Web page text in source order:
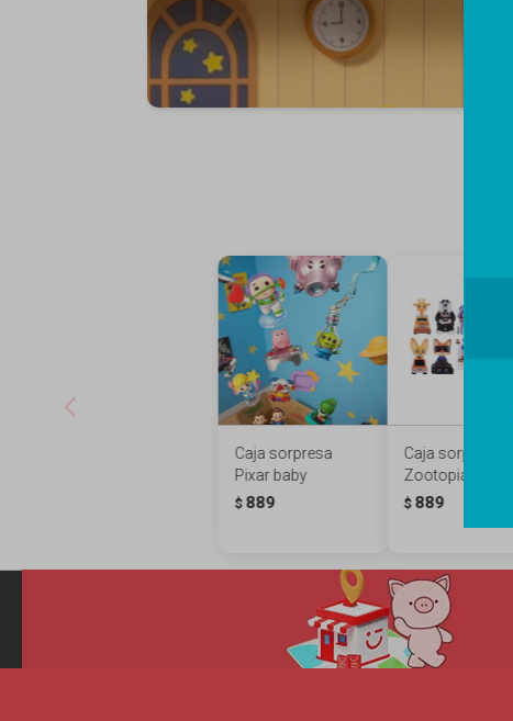
Caja sorpresa
Pixar baby
$ 889
Caja sorpresa
Zootopia wheels
$ 889